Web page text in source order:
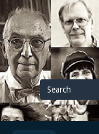
Skip
to
content
Search
for